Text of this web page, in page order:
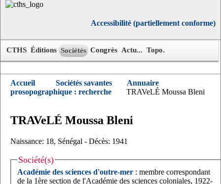
Accessibilité (partiellement conforme)
CTHS Éditions Sociétés Congrès Actu... Topo.
Accueil Sociétés savantes
Annuaire
prosopographique : recherche
TRAVeLÉ Moussa Bleni
TRAVeLÉ Moussa Bleni
Naissance: 18, Sénégal - Décès: 1941
Société(s)
Académie des sciences d'outre-mer : membre correspondant
de la 1ère section de l'Académie des sciences coloniales, 1922-